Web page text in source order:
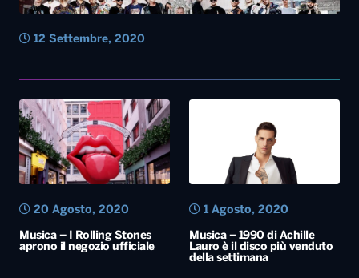
12 Settembre, 2020
Musica – I Rolling Stones
aprono il negozio ufficiale
20 Agosto, 2020
Musica – 1990 di Achille
Lauro è il disco più venduto
della settimana
1 Agosto, 2020